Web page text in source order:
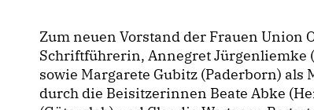
Zum neuen Vorstand der Frauen Union
Schriftführerin, Annegret Jürgenliemke
sowie Margarete Gubitz (Paderborn)
durch die Beisitzerinnen Beate Abke